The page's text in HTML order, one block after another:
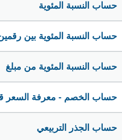
حساب النسبة المئوية
حساب النسبة المئوية بين رقمين
حساب النسبة المئوية من مبلغ
حساب الخصم - معرفة السعر
حساب الجذر التربيعي